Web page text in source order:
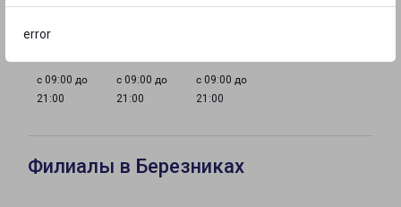
error
с 09:00 до
21:00
с 09:00 до
21:00
с 09:00 до
21:00
Филиалы в Березниках